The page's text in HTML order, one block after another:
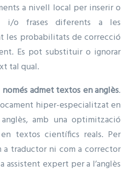
a nivell local per inserir o
i/o frases diferents a les
les probabilitats de correcció
Es pot substituir o ignorar
tal qual.
només admet textos en anglès.
hiper-especialitzat en
amb una optimització
textos científics reals. Per
traductor ni com a corrector
assistent expert per a l’anglès